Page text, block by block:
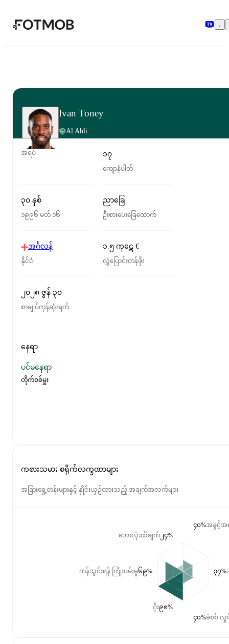
အဓိကအကြောင်းအရာသို့ ကျော်သွားရန်
Ivan Toney
Al Ahli
အရပ် ၁၇
ကျောနံပါတ်
၃၀ နှစ်
၁၉၉၆ မတ် ၁၆
ညာခြေ
ဦးစားပေးခြေထောက်
အင်္ဂလန်
နိုင်ငံ
၁.၅ ကုဋေ €
လွှဲပြောင်းတန်ဖိုး
၂၀၂၈ ဇွန် ၃၀
စာချုပ်ကုန်ဆုံးရက်
နေရာ
ပင်မနေရာ
တိုက်စစ်မှူး
ကစားသမား စရိုက်လက္ခဏာများ
အခြားရှေ့တန်းများနှင့် နှိုင်းယှဉ်ထားသည့် အချက်အလက်များ
ဘောလုံးထိချက်၂၄%
ကန်သွင်းရန် ကြိုးပမ်းမှု၆၉%
ဂိုး၉၈%
အခွင့်အရ
၄၀%
၃၇%
ခံစစ် လှုပ်
၄၀%